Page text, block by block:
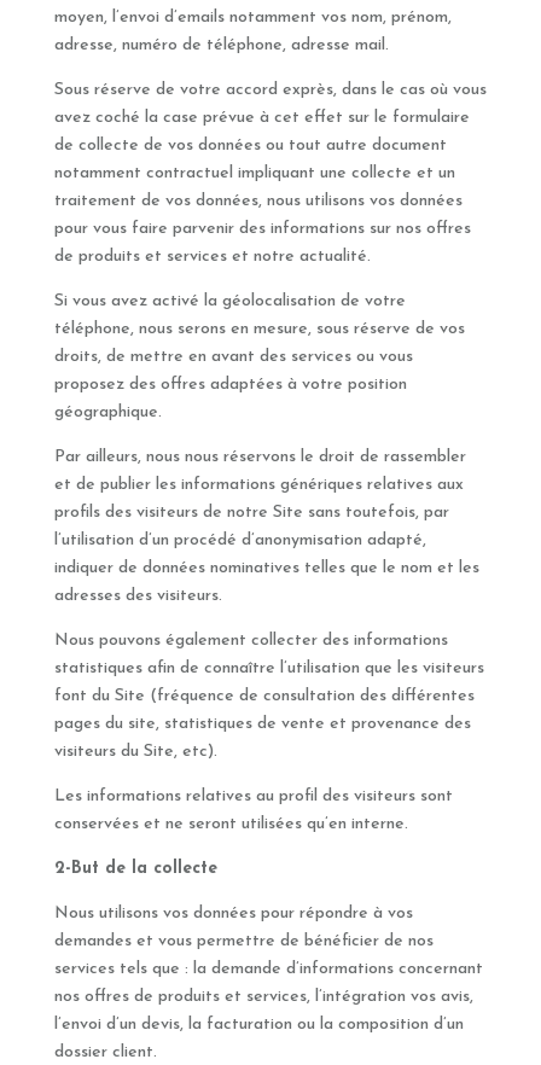
moyen, l’envoi d’emails notamment vos nom, prénom,
adresse, numéro de téléphone, adresse mail.
Sous réserve de votre accord exprès, dans le cas où vous
avez coché la case prévue à cet effet sur le formulaire
de collecte de vos données ou tout autre document
notamment contractuel impliquant une collecte et un
traitement de vos données, nous utilisons vos données
pour vous faire parvenir des informations sur nos offres
de produits et services et notre actualité.
Si vous avez activé la géolocalisation de votre
téléphone, nous serons en mesure, sous réserve de vos
droits, de mettre en avant des services ou vous
proposez des offres adaptées à votre position
géographique.
Par ailleurs, nous nous réservons le droit de rassembler
et de publier les informations génériques relatives aux
profils des visiteurs de notre Site sans toutefois, par
l’utilisation d’un procédé d’anonymisation adapté,
indiquer de données nominatives telles que le nom et les
adresses des visiteurs.
Nous pouvons également collecter des informations
statistiques afin de connaître l’utilisation que les visiteurs
font du Site (fréquence de consultation des différentes
pages du site, statistiques de vente et provenance des
visiteurs du Site, etc).
Les informations relatives au profil des visiteurs sont
conservées et ne seront utilisées qu’en interne.
2-But de la collecte
Nous utilisons vos données pour répondre à vos
demandes et vous permettre de bénéficier de nos
services tels que : la demande d’informations concernant
nos offres de produits et services, l’intégration vos avis,
l’envoi d’un devis, la facturation ou la composition d’un
dossier client.